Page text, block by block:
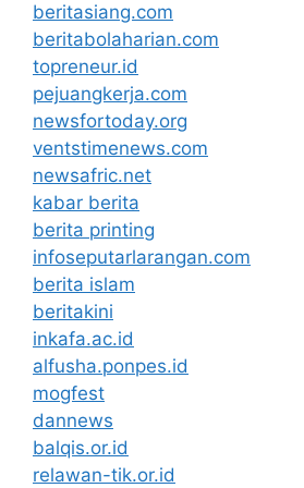
beritasiang.com
beritabolaharian.com
topreneur.id
pejuangkerja.com
newsfortoday.org
ventstimenews.com
newsafric.net
kabar berita
berita printing
infoseputarlarangan.com
berita islam
beritakini
inkafa.ac.id
alfusha.ponpes.id
mogfest
dannews
balqis.or.id
relawan-tik.or.id